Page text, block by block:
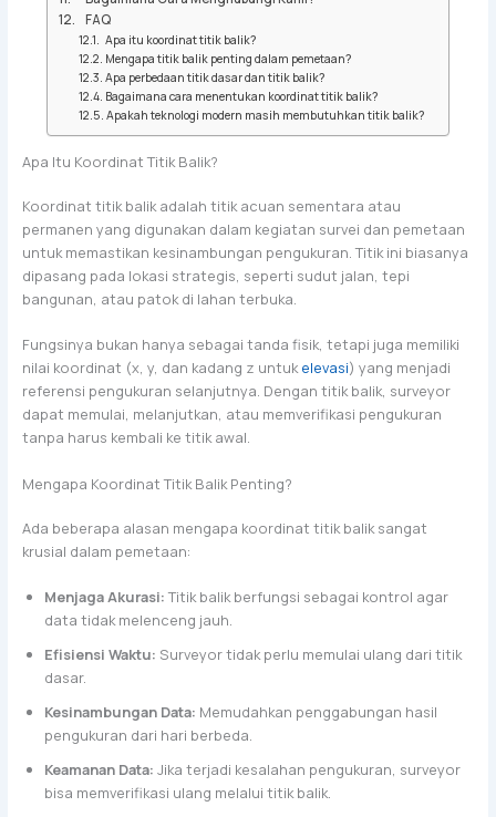
FAQ
Apa itu koordinat titik balik?
Mengapa titik balik penting dalam pemetaan?
Apa perbedaan titik dasar dan titik balik?
Bagaimana cara menentukan koordinat titik balik?
Apakah teknologi modern masih membutuhkan titik balik?
Apa Itu Koordinat Titik Balik?
Koordinat titik balik adalah titik acuan sementara atau
permanen yang digunakan dalam kegiatan survei dan pemetaan
untuk memastikan kesinambungan pengukuran. Titik ini biasanya
dipasang pada lokasi strategis, seperti sudut jalan, tepi
bangunan, atau patok di lahan terbuka.
Fungsinya bukan hanya sebagai tanda fisik, tetapi juga memiliki
nilai koordinat (x, y, dan kadang z untukelevasi) yang menjadi
referensi pengukuran selanjutnya. Dengan titik balik, surveyor
dapat memulai, melanjutkan, atau memverifikasi pengukuran
tanpa harus kembali ke titik awal.
Mengapa Koordinat Titik Balik Penting?
Ada beberapa alasan mengapa koordinat titik balik sangat
krusial dalam pemetaan:
Menjaga Akurasi: Titik balik berfungsi sebagai kontrol agar
data tidak melenceng jauh.
Efisiensi Waktu: Surveyor tidak perlu memulai ulang dari titik
dasar.
Kesinambungan Data: Memudahkan penggabungan hasil
pengukuran dari hari berbeda.
Keamanan Data: Jika terjadi kesalahan pengukuran, surveyor
bisa memverifikasi ulang melalui titik balik.